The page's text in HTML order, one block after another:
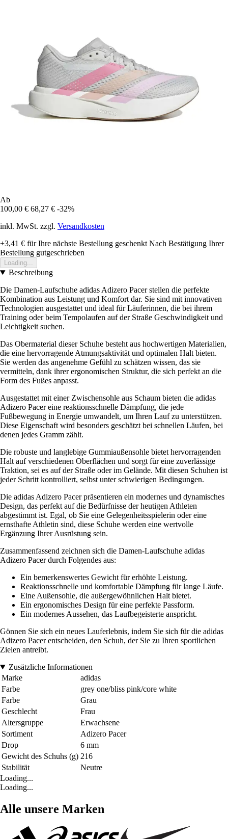
Ab
100,00 € 68,27 € -32%
inkl. MwSt. zzgl. Versandkosten
+3,41 € für Ihre nächste Bestellung geschenkt Nach Bestätigung Ihrer
Bestellung gutgeschrieben
Loading...
Beschreibung
Die Damen-Laufschuhe adidas Adizero Pacer stellen die perfekte
Kombination aus Leistung und Komfort dar. Sie sind mit innovativen
Technologien ausgestattet und ideal für Läuferinnen, die bei ihrem
Training oder beim Tempolaufen auf der Straße Geschwindigkeit und
Leichtigkeit suchen.
Das Obermaterial dieser Schuhe besteht aus hochwertigen Materialien,
die eine hervorragende Atmungsaktivität und optimalen Halt bieten.
Sie werden das angenehme Gefühl zu schätzen wissen, das sie
vermitteln, dank ihrer ergonomischen Struktur, die sich perfekt an die
Form des Fußes anpasst.
Ausgestattet mit einer Zwischensohle aus Schaum bieten die adidas
Adizero Pacer eine reaktionsschnelle Dämpfung, die jede
Fußbewegung in Energie umwandelt, um Ihren Lauf zu unterstützen.
Diese Eigenschaft wird besonders geschätzt bei schnellen Läufen, bei
denen jedes Gramm zählt.
Die robuste und langlebige Gummiaußensohle bietet hervorragenden
Halt auf verschiedenen Oberflächen und sorgt für eine zuverlässige
Traktion, sei es auf der Straße oder im Gelände. Mit diesen Schuhen ist
jeder Schritt kontrolliert, selbst unter schwierigen Bedingungen.
Die adidas Adizero Pacer präsentieren ein modernes und dynamisches
Design, das perfekt auf die Bedürfnisse der heutigen Athleten
abgestimmt ist. Egal, ob Sie eine Gelegenheitsspielerin oder eine
ernsthafte Athletin sind, diese Schuhe werden eine wertvolle
Ergänzung Ihrer Ausrüstung sein.
Zusammenfassend zeichnen sich die Damen-Laufschuhe adidas
Adizero Pacer durch Folgendes aus:
Ein bemerkenswertes Gewicht für erhöhte Leistung.
Reaktionsschnelle und komfortable Dämpfung für lange Läufe.
Eine Außensohle, die außergewöhnlichen Halt bietet.
Ein ergonomisches Design für eine perfekte Passform.
Ein modernes Aussehen, das Laufbegeisterte anspricht.
Gönnen Sie sich ein neues Lauferlebnis, indem Sie sich für die adidas
Adizero Pacer entscheiden, den Schuh, der Sie zu Ihren sportlichen
Zielen antreibt.
Zusätzliche Informationen
Marke
adidas
Farbe
grey one/bliss pink/core white
Farbe
Grau
Geschlecht
Frau
Altersgruppe
Erwachsene
Sortiment
Adizero Pacer
Drop
6 mm
Gewicht des Schuhs (g) 216
Stabilität
Neutre
Loading...
Loading...
Alle unsere Marken